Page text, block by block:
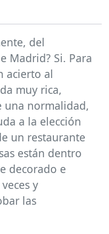
del
Madrid? Si. Para
acierto al
muy rica,
una normalidad,
a la elección
un restaurante
están dentro
decorado e
y
las